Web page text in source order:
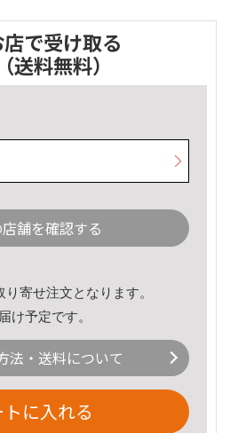
店で受け取る
（送料無料）
舗を確認する
寄せ注文となります。
け予定です。
法・送料について
に入れる